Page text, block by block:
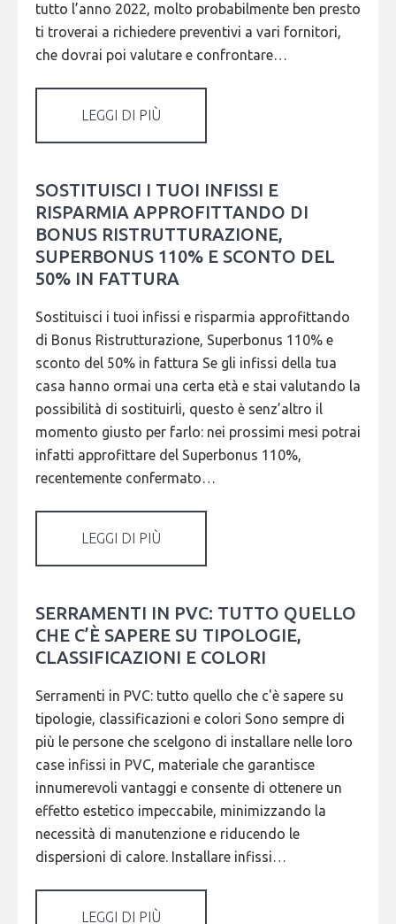
tutto l’anno 2022, molto probabilmente ben presto
ti troverai a richiedere preventivi a vari fornitori,
che dovrai poi valutare e confrontare…
LEGGI DI PIÙ
SOSTITUISCI I TUOI INFISSI E
RISPARMIA APPROFITTANDO DI
BONUS RISTRUTTURAZIONE,
SUPERBONUS 110% E SCONTO DEL
50% IN FATTURA
Sostituisci i tuoi infissi e risparmia approfittando
di Bonus Ristrutturazione, Superbonus 110% e
sconto del 50% in fattura Se gli infissi della tua
casa hanno ormai una certa età e stai valutando la
possibilità di sostituirli, questo è senz’altro il
momento giusto per farlo: nei prossimi mesi potrai
infatti approfittare del Superbonus 110%,
recentemente confermato…
LEGGI DI PIÙ
SERRAMENTI IN PVC: TUTTO QUELLO
CHE C’È SAPERE SU TIPOLOGIE,
CLASSIFICAZIONI E COLORI
Serramenti in PVC: tutto quello che c'è sapere su
tipologie, classificazioni e colori Sono sempre di
più le persone che scelgono di installare nelle loro
case infissi in PVC, materiale che garantisce
innumerevoli vantaggi e consente di ottenere un
effetto estetico impeccabile, minimizzando la
necessità di manutenzione e riducendo le
dispersioni di calore. Installare infissi…
LEGGI DI PIÙ